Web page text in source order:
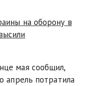
на оборону в
мая сообщил,
апрель потратила